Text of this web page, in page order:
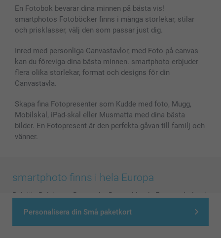
Personalisera din Små paketkort
En Fotobok bevarar dina minnen på bästa vis!
smartphotos Fotoböcker finns i många storlekar, stilar
och prisklasser, välj den som passar just dig.
Inred med personliga Canvastavlor, med Foto på canvas
kan du föreviga dina bästa minnen. smartphoto erbjuder
flera olika storlekar, format och designs för din
Canvastavla.
Skapa fina Fotopresenter som Kudde med foto, Mugg,
Mobilskal, iPad-skal eller Musmatta med dina bästa
bilder. En Fotopresent är den perfekta gåvan till familj och
vänner.
smartphoto finns i hela Europa
België Belgique Danmark Deutschland France
Ireland
Nederland - Norge Österreich Schweiz